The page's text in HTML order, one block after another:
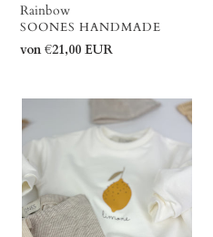
Rainbow
VERKÄUFER
SOONES HANDMADE
Normaler
von €21,00 EUR
Sweatshirt